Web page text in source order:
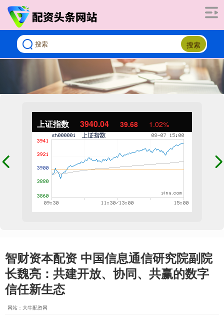
搜索
上证指数 3940.04 39.68 1.02%
智财资本配资 中国信息通信研究院副院
长魏亮：共建开放、协同、共赢的数字
信任新生态
网站：大牛配资网